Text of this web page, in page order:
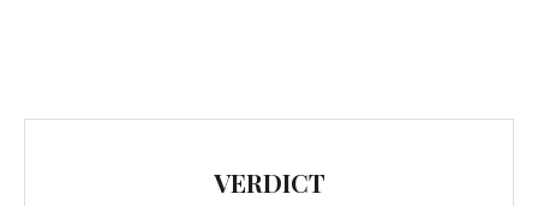
VERDICT